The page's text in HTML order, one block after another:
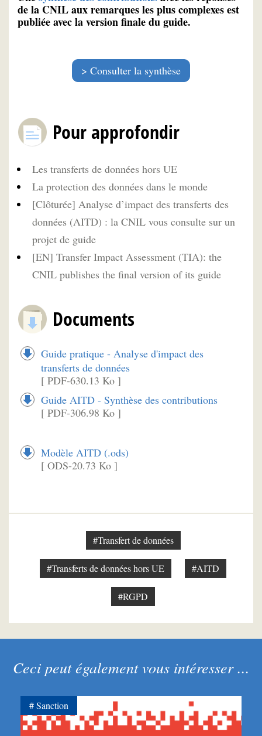
de la CNIL aux remarques les plus complexes est
publiée avec la version finale du guide.
Consulter la synthèse
Pour approfondir
Les transferts de données hors UE
La protection des données dans le monde
[Clôturée] Analyse d’impact des transferts des
données (AITD) : la CNIL vous consulte sur un
projet de guide
[EN] Transfer Impact Assessment (TIA): the
CNIL publishes the final version of its guide
Documents
Guide pratique - Analyse d'impact des
transferts de données
[ PDF-630.13 Ko ]
Guide AITD - Synthèse des contributions
[ PDF-306.98 Ko ]
Modèle AITD (.ods)
[ ODS-20.73 Ko ]
#Transfert de données
#Transferts de données hors UE #AITD
#RGPD
Ceci peut également vous intéresser ...
Sanction